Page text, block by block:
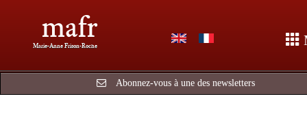
mafr
Marie-Anne Frison-Roche
Abonnez-vous à une des newsletters